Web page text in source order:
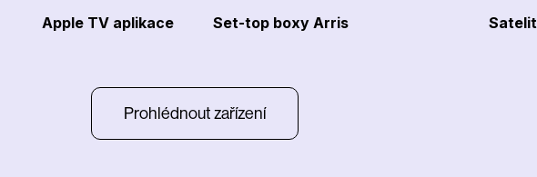
Apple TV aplikace Set-top boxy Arris Satelit
Prohlédnout zařízení